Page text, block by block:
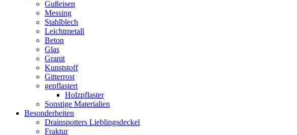
Gußeisen
Messing
Stahlblech
Leichtmetall
Beton
Glas
Granit
Kunststoff
Gitterrost
gepflastert
Holzpflaster
Sonstige Materialien
Besonderheiten
Drainspotters Lieblingsdeckel
Fraktur